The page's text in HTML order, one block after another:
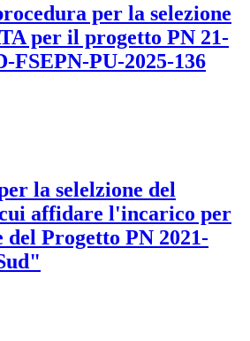
per la selezione
per il progetto PN 21-
FSEPN-PU-2025-136
la selelzione del
affidare l'incarico per
Progetto PN 2021-